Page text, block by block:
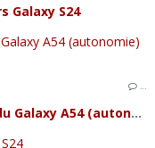
Galaxy S24
…
Combien de temps dure la batterie du Galaxy A54 (autonomie) ?